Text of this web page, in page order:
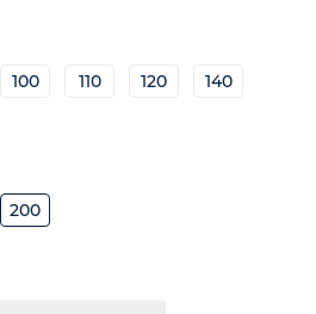
100 110 120
140
200